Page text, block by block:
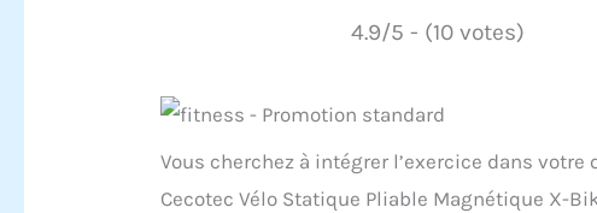
4.9/5 - (10 votes)
Vous cherchez à intégrer l’exercice dans
Cecotec Vélo Statique Pliable Magnétique X-